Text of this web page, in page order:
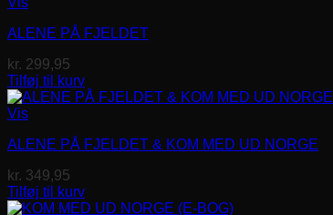
ALENE PÅ FJELDET
kr. 299,95
Tilføj til kurv
Vis
ALENE PÅ FJELDET & KOM MED UD NORGE
kr. 349,95
Tilføj til kurv